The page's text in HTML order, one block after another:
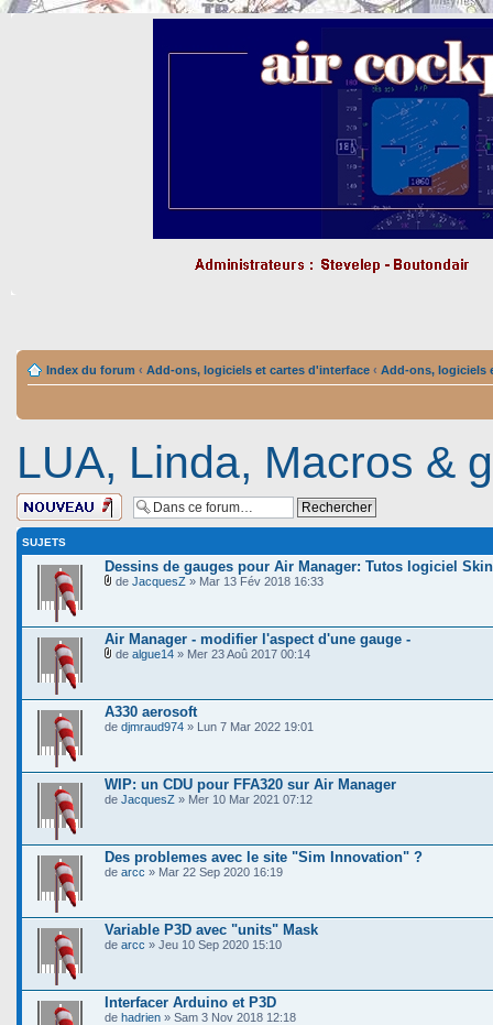
Index du forum ‹ Add-ons, logiciels et cartes d'interface ‹ Add-ons, logiciels
LUA, Linda, Macros &
Ecrire un nouveau
sujet
SUJETS
Dessins de gauges pour Air Manager: Tutos logiciel
de JacquesZ » Mar 13 Fév 2018 16:33
Air Manager - modifier l'aspect d'une gauge -
de algue14 » Mer 23 Aoû 2017 00:14
A330 aerosoft
de djmraud974 » Lun 7 Mar 2022 19:01
WIP: un CDU pour FFA320 sur Air Manager
de JacquesZ » Mer 10 Mar 2021 07:12
Des problemes avec le site "Sim Innovation" ?
de arcc » Mar 22 Sep 2020 16:19
Variable P3D avec "units" Mask
de arcc » Jeu 10 Sep 2020 15:10
Interfacer Arduino et P3D
de hadrien » Sam 3 Nov 2018 12:18